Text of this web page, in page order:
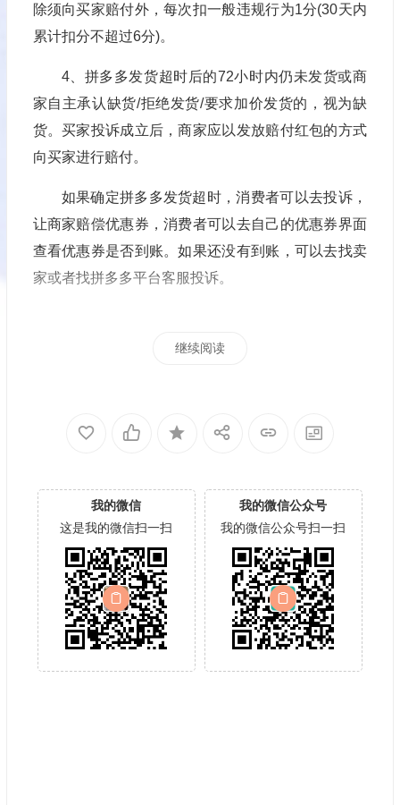
除须向买家赔付外，每次扣一般违规行为1分(30天内
累计扣分不超过6分)。
4、拼多多发货超时后的72小时内仍未发货或商
家自主承认缺货/拒绝发货/要求加价发货的，视为缺
货。买家投诉成立后，商家应以发放赔付红包的方式
向买家进行赔付。
如果确定拼多多发货超时，消费者可以去投诉，
让商家赔偿优惠券，消费者可以去自己的优惠券界面
查看优惠券是否到账。如果还没有到账，可以去找卖
家或者找拼多多平台客服投诉。
继续阅读
我的微信
这是我的微信扫一扫
我的微信公众号
我的微信公众号扫一扫